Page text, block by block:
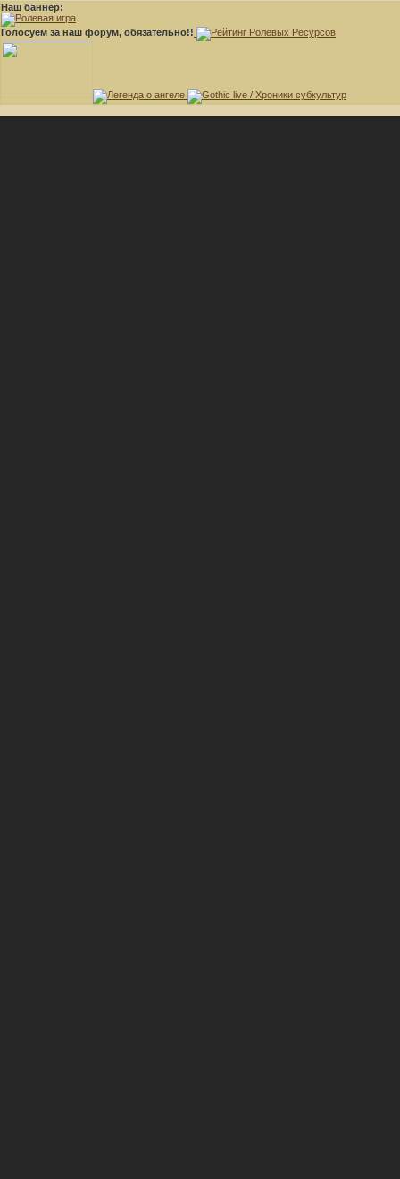
Наш баннер:
Голосуем за наш форум, обязательно!!